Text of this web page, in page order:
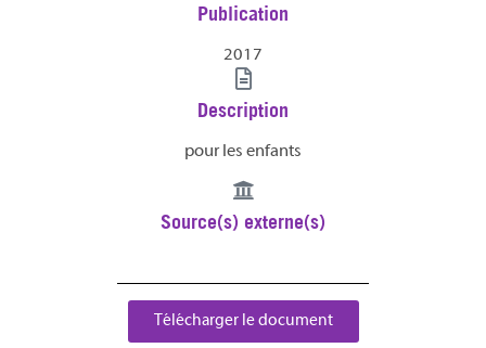
Publication
2017
Description
pour les enfants
Source(s) externe(s)
Télécharger le document